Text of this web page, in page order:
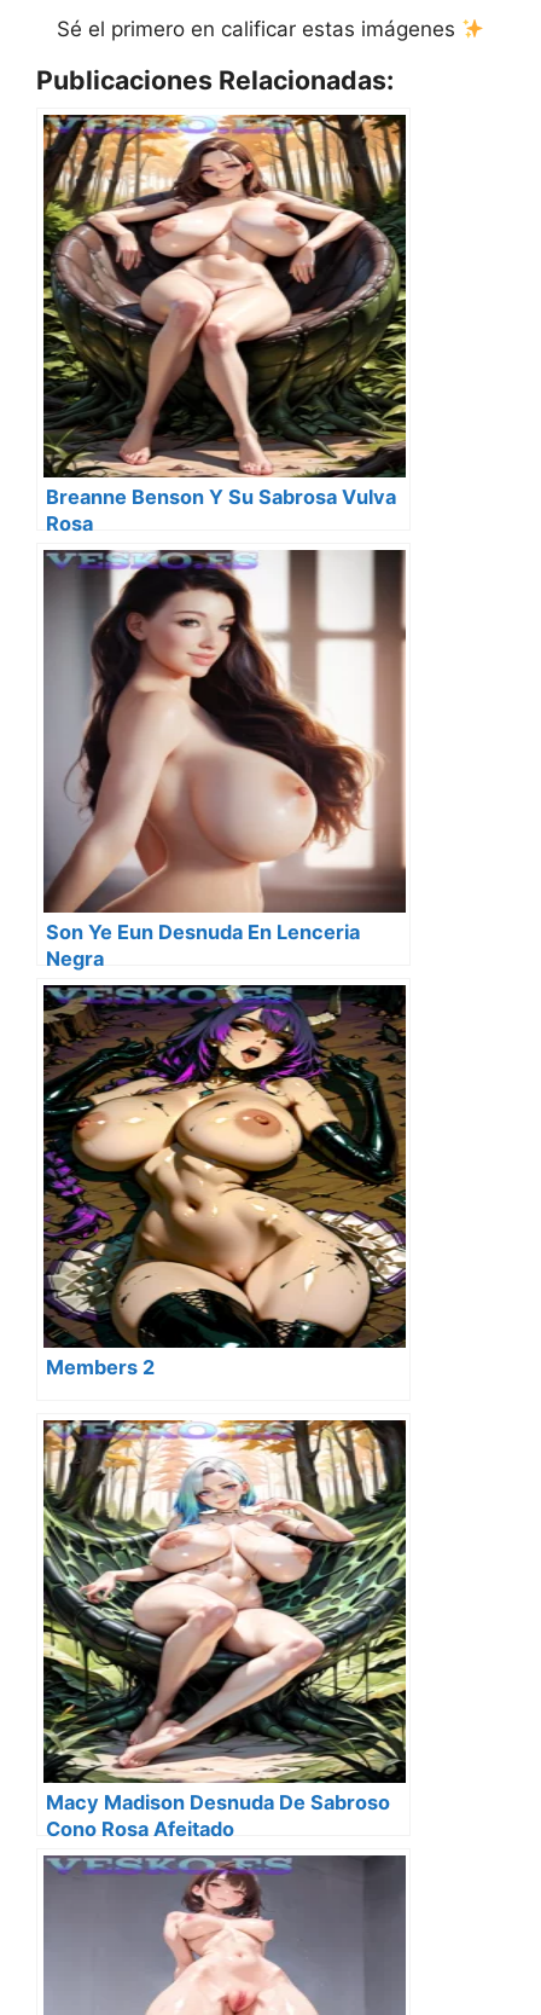
Sé el primero en calificar estas imágenes
Publicaciones Relacionadas:
Breanne Benson Y Su Sabrosa Vulva
Rosa
Son Ye Eun Desnuda En Lenceria
Negra
Members 2
Macy Madison Desnuda De Sabroso
Cono Rosa Afeitado